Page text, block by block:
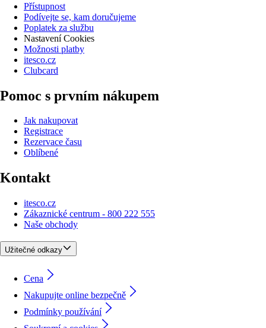
Přístupnost
Podívejte se, kam doručujeme
Poplatek za službu
Nastavení Cookies
Možnosti platby
itesco.cz
Clubcard
Pomoc s prvním nákupem
Jak nakupovat
Registrace
Rezervace času
Oblíbené
Kontakt
itesco.cz
Zákaznické centrum - 800 222 555
Naše obchody
Užitečné odkazy
Cena
Nakupujte online bezpečně
Podmínky používání